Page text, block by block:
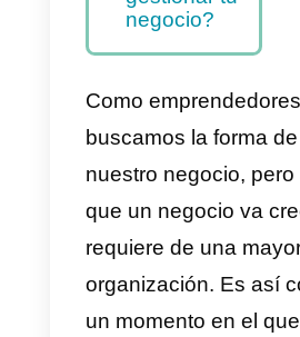
gestión de tu
negocio
mejor
herramienta
de
emprendedor
para
gestionar tu
negocio?